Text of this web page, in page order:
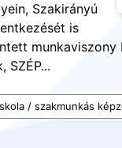
Szakirányú
is
munkaviszony
SZÉP...
/ szakmunkás